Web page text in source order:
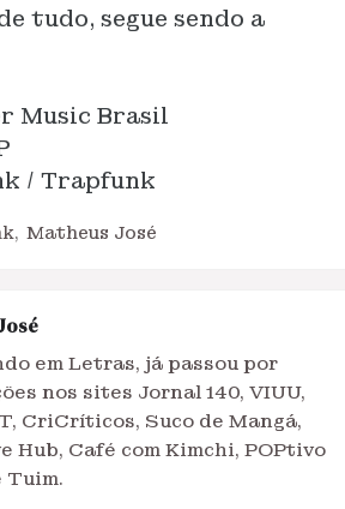
tudo, segue sendo a
Music Brasil
/ Trapfunk
Matheus José
em Letras, já passou por
nos sites Jornal 140, VIUU,
CriCríticos, Suco de Mangá,
Hub, Café com Kimchi, POPtivo
Tuim.